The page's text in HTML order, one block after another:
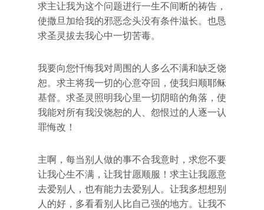
求主让我为这个问题进行一生不间断的祷告，
使撒旦加给我的邪恶念头没有条件滋长。也恳
求圣灵拔去我心中一切苦毒。
我要向您忏悔我对周围的人多么不满和缺乏饶
恕。求主将我一切的心意夺回，使我归顺耶稣
基督。求圣灵照明我心里一切阴暗的角落，使
我能对所有我没饶恕的人、怨恨过的人逐一认
罪悔改！
主啊，每当别人做的事不合我意时，求您不要
让我心生不满，让我甘愿顺服！求主让我愿意
去爱别人，也有能力去爱别人。让我多想想别
人的好，多看看别人比自己强的地方。让我不